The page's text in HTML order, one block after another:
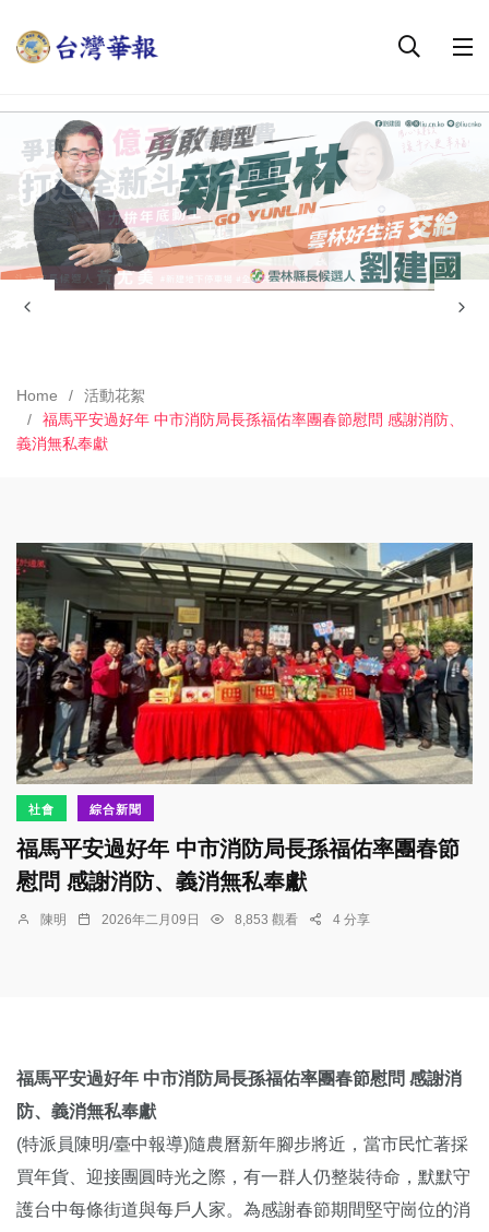
Home
活動花絮
福馬平安過好年 中市消防局長孫福佑率團春節慰問 感謝消防、
義消無私奉獻
社會 綜合新聞
福馬平安過好年 中市消防局長孫福佑率團春節
慰問 感謝消防、義消無私奉獻
陳明 2026年二月09日 8,853 觀看 4 分享
福馬平安過好年 中市消防局長孫福佑率團春節慰問 感謝消
防、義消無私奉獻
(特派員陳明/臺中報導)隨農曆新年腳步將近，當市民忙著採
買年貨、迎接團圓時光之際，有一群人仍整裝待命，默默守
護台中每條街道與每戶人家。為感謝春節期間堅守崗位的消